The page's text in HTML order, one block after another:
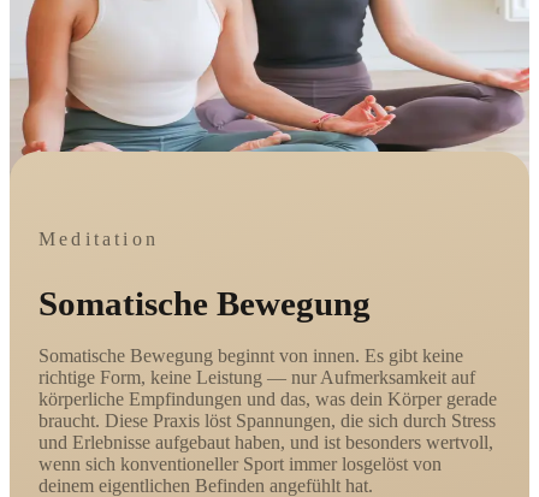
Meditation
Somatische Bewegung
Somatische Bewegung beginnt von innen. Es gibt keine
richtige Form, keine Leistung — nur Aufmerksamkeit auf
körperliche Empfindungen und das, was dein Körper gerade
braucht. Diese Praxis löst Spannungen, die sich durch Stress
und Erlebnisse aufgebaut haben, und ist besonders wertvoll,
wenn sich konventioneller Sport immer losgelöst von
deinem eigentlichen Befinden angefühlt hat.